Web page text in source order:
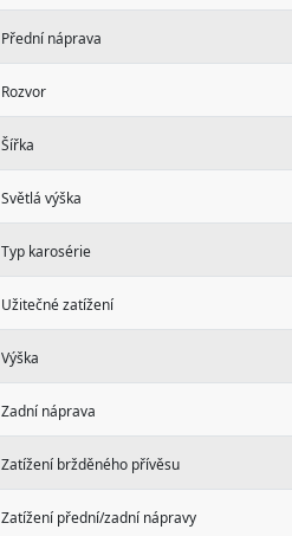
Přední náprava
Rozvor
Šířka
Světlá výška
Typ karosérie
Užitečné zatížení
Výška
Zadní náprava
Zatížení bržděného přívěsu
Zatížení přední/zadní nápravy